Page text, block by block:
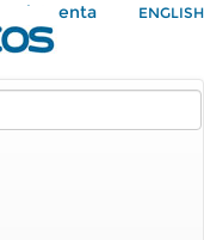
Mi Cuenta ENGLISH